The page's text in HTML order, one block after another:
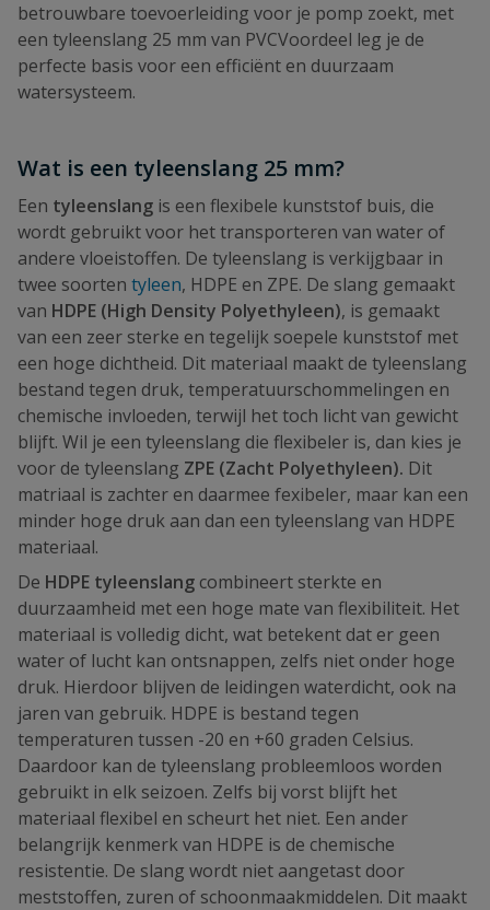
betrouwbare toevoerleiding voor je pomp zoekt, met
een tyleenslang 25 mm van PVCVoordeel leg je de
perfecte basis voor een efficiënt en duurzaam
watersysteem.
Wat is een tyleenslang 25 mm?
Een tyleenslang is een flexibele kunststof buis, die
wordt gebruikt voor het transporteren van water of
andere vloeistoffen. De tyleenslang is verkijgbaar in
twee soorten tyleen, HDPE en ZPE. De slang gemaakt
van HDPE (High Density Polyethyleen), is gemaakt
van een zeer sterke en tegelijk soepele kunststof met
een hoge dichtheid. Dit materiaal maakt de tyleenslang
bestand tegen druk, temperatuurschommelingen en
chemische invloeden, terwijl het toch licht van gewicht
blijft. Wil je een tyleenslang die flexibeler is, dan kies je
voor de tyleenslang ZPE (Zacht Polyethyleen). Dit
matriaal is zachter en daarmee fexibeler, maar kan een
minder hoge druk aan dan een tyleenslang van HDPE
materiaal.
De HDPE tyleenslang combineert sterkte en
duurzaamheid met een hoge mate van flexibiliteit. Het
materiaal is volledig dicht, wat betekent dat er geen
water of lucht kan ontsnappen, zelfs niet onder hoge
druk. Hierdoor blijven de leidingen waterdicht, ook na
jaren van gebruik. HDPE is bestand tegen
temperaturen tussen -20 en +60 graden Celsius.
Daardoor kan de tyleenslang probleemloos worden
gebruikt in elk seizoen. Zelfs bij vorst blijft het
materiaal flexibel en scheurt het niet. Een ander
belangrijk kenmerk van HDPE is de chemische
resistentie. De slang wordt niet aangetast door
meststoffen, zuren of schoonmaakmiddelen. Dit maakt